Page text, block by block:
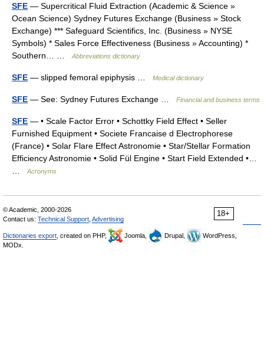
SFE — Supercritical Fluid Extraction (Academic & Science »
Ocean Science) Sydney Futures Exchange (Business » Stock
Exchange) *** Safeguard Scientifics, Inc. (Business » NYSE
Symbols) * Sales Force Effectiveness (Business » Accounting) *
Southern… …
Abbreviations dictionary
SFE — slipped femoral epiphysis … Medical dictionary
SFE — See: Sydney Futures Exchange … Financial and business terms
SFE — • Scale Factor Error • Schottky Field Effect • Seller
Furnished Equipment • Societe Francaise d Electrophorese
(France) • Solar Flare Effect Astronomie • Star/Stellar Formation
Efficiency Astronomie • Solid Fül Engine • Start Field Extended •…
Acronyms
18+
© Academic, 2000-2026
Contact us: Technical Support Advertising
Dictionaries export , created on PHP, Joomla, Drupal,
WordPress,
MODx.